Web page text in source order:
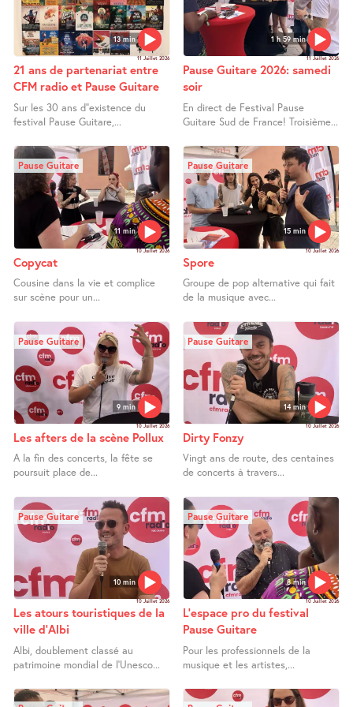
13 min
11 Juillet 2026
21 ans de partenariat entre
CFM radio et Pause Guitare
Sur les 30 ans d’’existence du
festival Pause Guitare,...
1 h 59 min
11 Juillet 2026
Pause Guitare 2026: samedi
soir
En direct de Festival Pause
Guitare Sud de France! Troisième...
11 min
Pause Guitare
10 Juillet 2026
Copycat
Cousine dans la vie et complice
sur scène pour un...
15 min
Pause Guitare
10 Juillet 2026
Spore
Groupe de pop alternative qui fait
de la musique avec...
9 min
Pause Guitare
10 Juillet 2026
Les afters de la scène Pollux
A la fin des concerts, la fête se
poursuit place de...
14 min
Pause Guitare
10 Juillet 2026
Dirty Fonzy
Vingt ans de route, des centaines
de concerts à travers...
10 min
Pause Guitare
10 Juillet 2026
Les atours touristiques de la
ville d’Albi
Albi, doublement classé au
patrimoine mondial de l’Unesco...
8 min
Pause Guitare
10 Juillet 2026
L’espace pro du festival
Pause Guitare
Pour les professionnels de la
musique et les artistes,...